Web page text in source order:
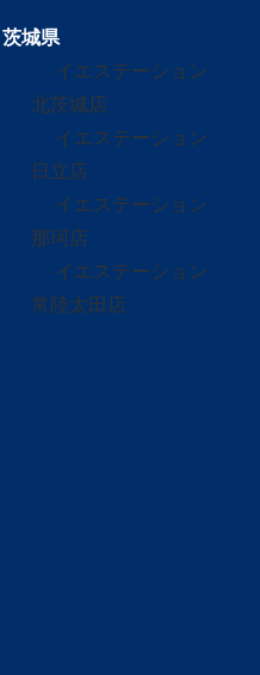
茨城県
イエステーション
北茨城店
イエステーション
日立店
イエステーション
那珂店
イエステーション
常陸太田店